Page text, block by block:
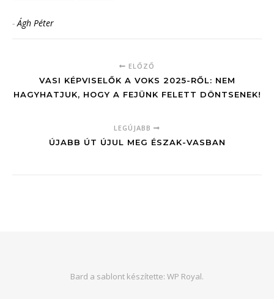
-Ágh Péter
ELŐZŐ
VASI KÉPVISELŐK A VOKS 2025-RŐL: NEM
HAGYHATJUK, HOGY A FEJÜNK FELETT DÖNTSENEK!
LEGÚJABB
ÚJABB ÚT ÚJUL MEG ÉSZAK-VASBAN
Bard a sablont készítette: WP Royal.